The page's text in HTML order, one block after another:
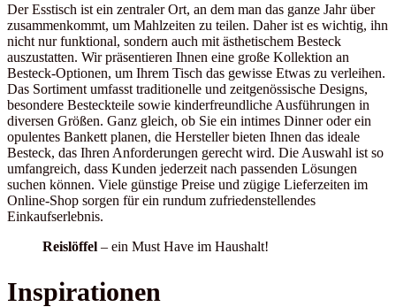
Der Esstisch ist ein zentraler Ort, an dem man das ganze Jahr über
zusammenkommt, um Mahlzeiten zu teilen. Daher ist es wichtig, ihn
nicht nur funktional, sondern auch mit ästhetischem Besteck
auszustatten. Wir präsentieren Ihnen eine große Kollektion an
Besteck-Optionen, um Ihrem Tisch das gewisse Etwas zu verleihen.
Das Sortiment umfasst traditionelle und zeitgenössische Designs,
besondere Besteckteile sowie kinderfreundliche Ausführungen in
diversen Größen. Ganz gleich, ob Sie ein intimes Dinner oder ein
opulentes Bankett planen, die Hersteller bieten Ihnen das ideale
Besteck, das Ihren Anforderungen gerecht wird. Die Auswahl ist so
umfangreich, dass Kunden jederzeit nach passenden Lösungen
suchen können. Viele günstige Preise und zügige Lieferzeiten im
Online-Shop sorgen für ein rundum zufriedenstellendes
Einkaufserlebnis.
Reislöffel – ein Must Have im Haushalt!
Inspirationen